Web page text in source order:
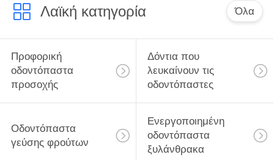
Λαϊκή κατηγορία Όλα
Προφορική
οδοντόπαστα
προσοχής
Δόντια που
λευκαίνουν τις
οδοντόπαστες
Οδοντόπαστα
γεύσης φρούτων
Ενεργοποιημένη
οδοντόπαστα
ξυλάνθρακα